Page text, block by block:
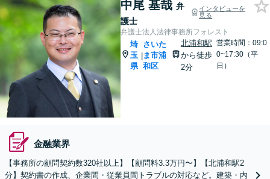
中尾 基哉 弁
護士
インタビューを
見る
弁護士法人法律事務所フォレスト
埼
玉
県
|
さいた
ま市浦
和区
北浦和駅
から徒歩
2分
営業時間：09:0
0~17:30（平
日）
金融業界
【事務所の顧問契約数320社以上】【顧問料3.3万円〜】【北浦和駅2
分】契約書の作成、企業間・従業員間トラブルの対応など。建築・内